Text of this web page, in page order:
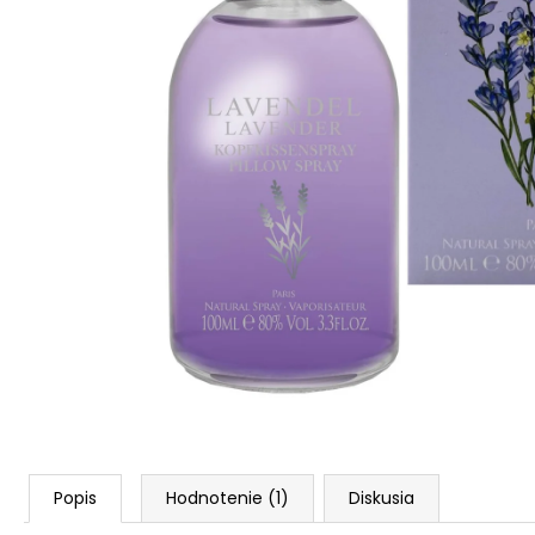
Popis Hodnotenie (1) Diskusia
SOL DE VERANO SWEET APPLE BODY
9,50 €
Pôvodne: 12 €